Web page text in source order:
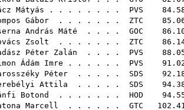
Mátyás . . . . . . . . PVS
Gábor . . . . . . . ZTC
András Máté . . . . GOC
Zsolt . . . . . . . ZTC
Péter Zalán . . . . PVS
Ádám Imre . . . . . . PVS
Péter . . . . . SDS
Attila . . . . . SDS
Botond . . . . . . . HOD
Marcell . . . . . . GTC